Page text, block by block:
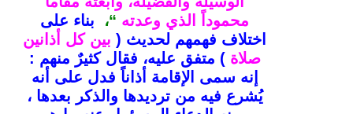
محموداً الذي وعدته “،
بناء على
اختلاف فهمهم لحديث ( بين كل أذانين
صلاة ) متفق عليه، فقال كثيرٌ منهم :
إنه سمى الإقامة أذاناً فدل على أنه
يُشرع فيه من ترديدها والذكر بعدها ،